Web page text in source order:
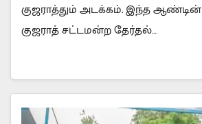
குஜராத்தும் அடக்கம். இந்த ஆண்டின்
குஜராத் சட்டமன்ற தேர்தல்…